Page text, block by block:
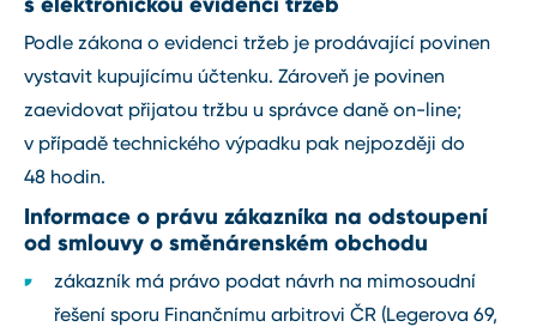
Podle zákona o evidenci tržeb je prodávající povinen
vystavit kupujícímu účtenku. Zároveň je povinen
zaevidovat přijatou tržbu u správce daně on⁠-⁠line;
v případě technického výpadku pak nejpozději do
48 hodin.
Informace o právu zákazníka na odstoupení
od smlouvy o směnárenském obchodu
zákazník má právo podat návrh na mimosoudní
řešení sporu Finančnímu arbitrovi ČR (Legerova 69,